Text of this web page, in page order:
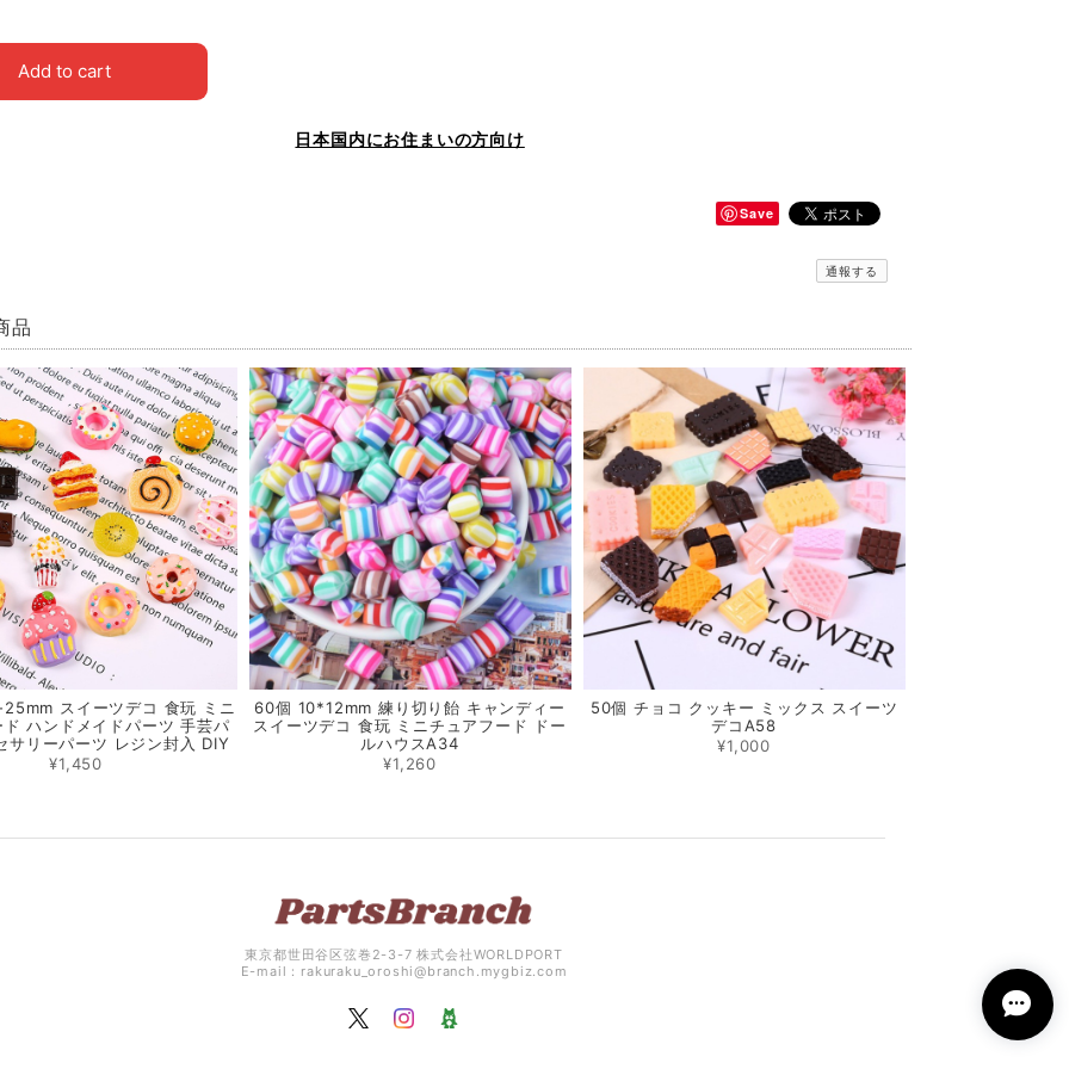
Add to cart
日本国内にお住まいの方向け
Save
通報する
品
スイーツデコ 食玩 ミニ
ド ハンドメイドパーツ 手芸パ
サリーパーツ レジン封入 DIY
¥1,450
60個 10*12mm 練り切り飴 キャンディー
スイーツデコ 食玩 ミニチュアフード ドー
ルハウスA34
¥1,260
50個 チョコ クッキー ミックス スイーツ
デコA58
¥1,000
東京都世田谷区弦巻2-3-7 株式会社WORLDPORT
E-mail： rakuraku_oroshi@branch.mygbiz.com